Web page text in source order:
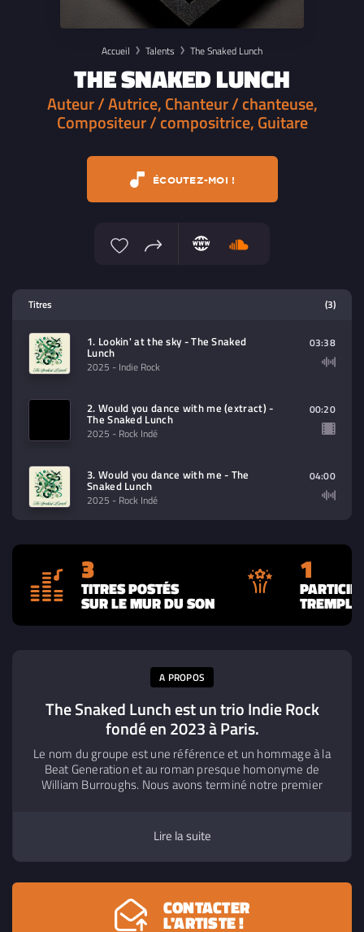
Accueil Talents The Snaked Lunch
THE SNAKED LUNCH
Auteur / Autrice, Chanteur / chanteuse,
Compositeur / compositrice, Guitare
ÉCOUTEZ-MOI !
contenu à lire (audio/video)
Titres (3)
1. Lookin' at the sky - The Snaked
Lunch
2025 - Indie Rock
03:38
2. Would you dance with me (extract) -
The Snaked Lunch
2025 - Rock Indé
00:20
3. Would you dance with me - The
Snaked Lunch
2025 - Rock Indé
04:00
3
TITRES POSTÉS
SUR LE MUR DU SON
1
A PROPOS
The Snaked Lunch est un trio Indie Rock
fondé en 2023 à Paris.
Le nom du groupe est une référence et un hommage à la
Beat Generation et au roman presque homonyme de
William Burroughs. Nous avons terminé notre premier
Lire la suite
CONTACTER
L'ARTISTE !